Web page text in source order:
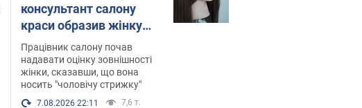
консультант салону
краси образив жінку
після хімієтерапії,
розгорівся скандал.
Фото
Працівник салону почав
надавати оцінку зовнішності
жінки, сказавши, що вона
носить "чоловічу стрижку"
7.08.2026 22:11 7,6 т.